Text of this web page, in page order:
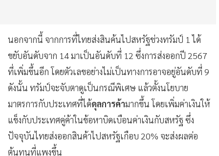
นอกจากนี้ จากการที่ไทยส่งสินค้นไปสหรัฐช่วงทรัมป์ 1 ได้
ขยับอันดับจาก 14 มาเป็นอันดับที่ 12 ซึ่งการส่งออกปี 2567
ที่เพิ่มขึ้นอีก โดยตัวเลขอย่างไม่เป็นทางการอาจอยู่อันดับที่ 9
ดังนั้น ทรัมป์จะจับตาดูเป็นกรณีพิเศษ แล้วตั้งนโยบาย
มาตรการกับประเทศที่ได้ดุลการค้ามากขึ้น โดยเพิ่มค่าเงินให้
แข็งกับประเทศคู่ค้าในข้อหาบิดเบือนค่าเงินกับสหรัฐ ซึ่ง
ปัจจุบันไทยส่งออกสินค้าไปสหรัฐเกือบ 20% จะส่งผลต่อ
ต้นทุนที่แพงขึ้น